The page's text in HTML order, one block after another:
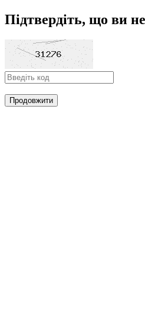
Підтвердіть, що ви
Продовжити